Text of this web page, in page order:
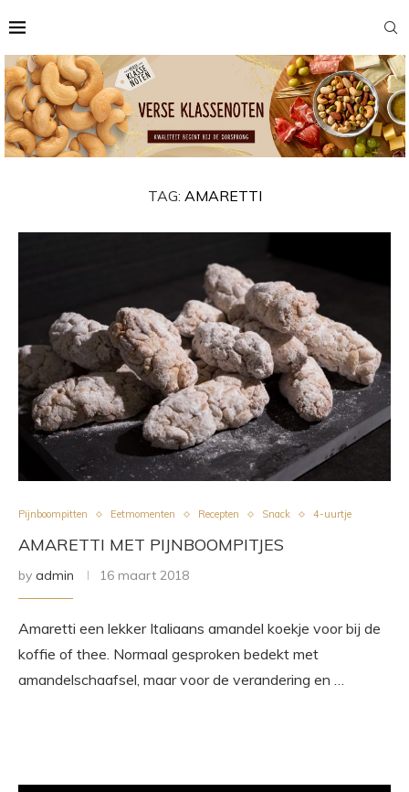
TAG: AMARETTI
Pijnboompitten Eetmomenten Recepten Snack 4-uurtje
AMARETTI MET PIJNBOOMPITJES
by admin 16 maart 2018
Amaretti een lekker Italiaans amandel koekje voor bij de
koffie of thee. Normaal gesproken bedekt met
amandelschaafsel, maar voor de verandering en …